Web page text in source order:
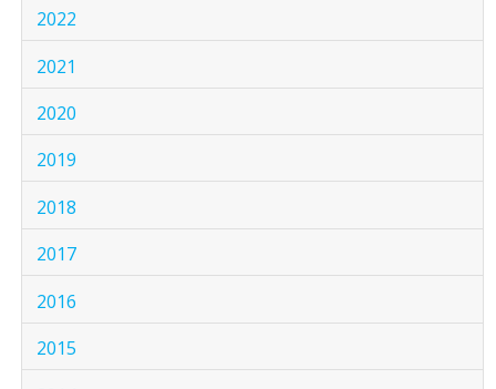
2022
2021
2020
2019
2018
2017
2016
2015